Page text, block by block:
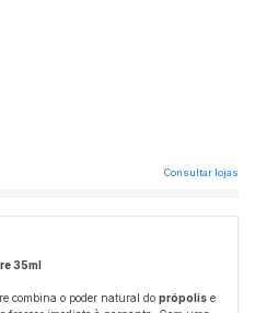
Consultar lojas
35ml
combina o poder natural do própolis e